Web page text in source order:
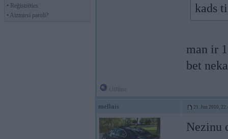
• Reģistrēties
• Aizmirsi paroli?
kads
man ir
bet
mellais 21. Jun 2010,
Nezinu